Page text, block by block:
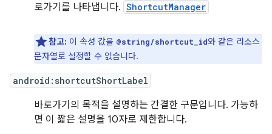
로가기를 나타냅니다. ShortcutManager
참고: 이 속성 값을 @string/shortcut_id와 같은 리소스
문자열로 설정할 수 없습니다.
android:shortcutShortLabel
바로가기의 목적을 설명하는 간결한 구문입니다. 가능하
면 이 짧은 설명을 10자로 제한합니다.